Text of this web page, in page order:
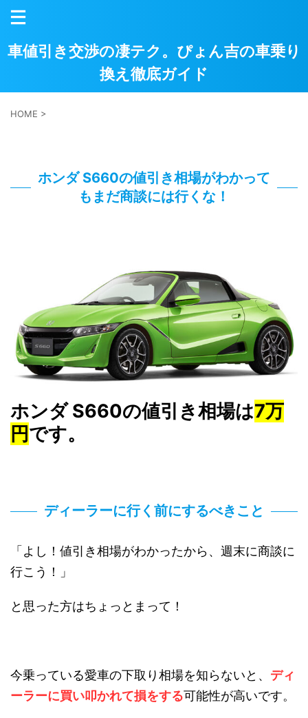
車値引き交渉の凄テク。ぴょん吉の車乗り
換え徹底ガイド
HOME >
ホンダ S660の値引き相場がわかって
もまだ商談には行くな！
ホンダ S660の値引き相場は7万
円です。
ディーラーに行く前にするべきこと
「よし！値引き相場がわかったから、週末に商談に
行こう！」
と思った方はちょっとまって！
今乗っている愛車の下取り相場を知らないと、 ディ
ーラーに買い叩かれて損をする可能性が高いです。